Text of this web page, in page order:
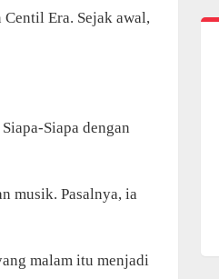
Era. Sejak awal,
Siapa dengan
musik. Pasalnya, ia
malam itu menjadi